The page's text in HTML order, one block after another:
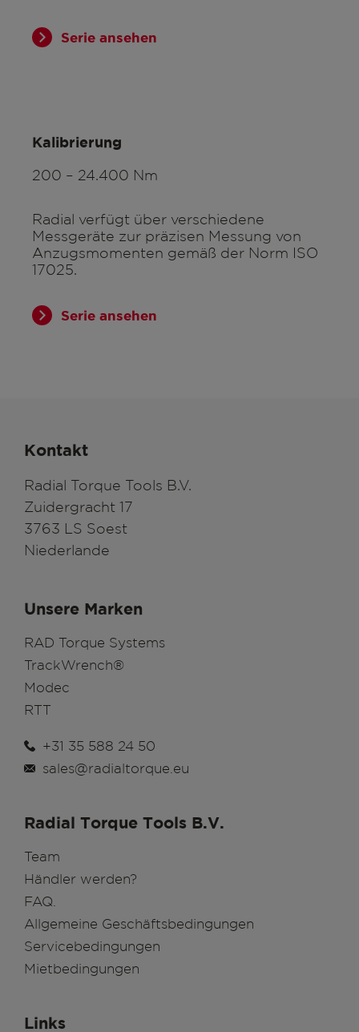
Serie ansehen
Kalibrierung
200 – 24.400 Nm
Radial verfügt über verschiedene
Messgeräte zur präzisen Messung von
Anzugsmomenten gemäß der Norm ISO
17025.
Serie ansehen
Kontakt
Radial Torque Tools B.V.
Zuidergracht 17
3763 LS Soest
Niederlande
Unsere Marken
RAD Torque Systems
TrackWrench®
Modec
RTT
+31 35 588 24 50
sales@radialtorque.eu
Radial Torque Tools B.V.
Team
Händler werden?
FAQ.
Allgemeine Geschäftsbedingungen
Servicebedingungen
Mietbedingungen
Links